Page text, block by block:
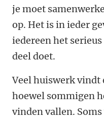
je moet
op. Het is in ieder
iedereen het
deel doet.
Veel huiswerk
hoewel sommigen
vinden vallen.